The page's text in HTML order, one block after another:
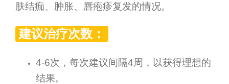
肤结痂、肿胀、唇疱疹复发的情况。
建议治疗次数：
4-6次，每次建议间隔4周，以获得理想的
结果。